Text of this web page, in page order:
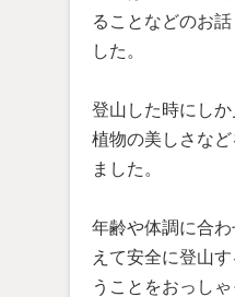
ることなどのお
した。
登山した時にし
植物の美しさな
ました。
年齢や体調に合
えて安全に登山
うことをおっしゃ